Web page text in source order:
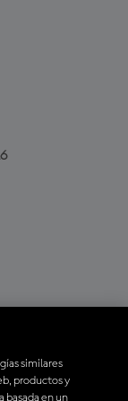
similares
productos y
basada en un